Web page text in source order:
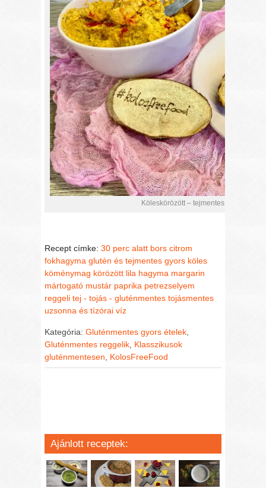
Köleskörözött – tejmentes,
Recept címke:30 perc alatt bors citrom
fokhagyma glutén és tejmentes gyors köles
köménymag körözött lila hagyma margarin
mártogató mustár paprika petrezselyem
reggeli tej - tojás - gluténmentes tojásmentes
uzsonna és tízórai víz
Kategória:Gluténmentes gyors ételek
Gluténmentes reggelik Klasszikusok
gluténmentesen
KolosFreeFood
Ajánlott receptek: